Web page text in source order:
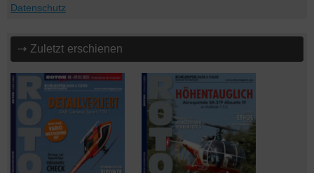
Datenschutz
⇢ Zuletzt erschienen